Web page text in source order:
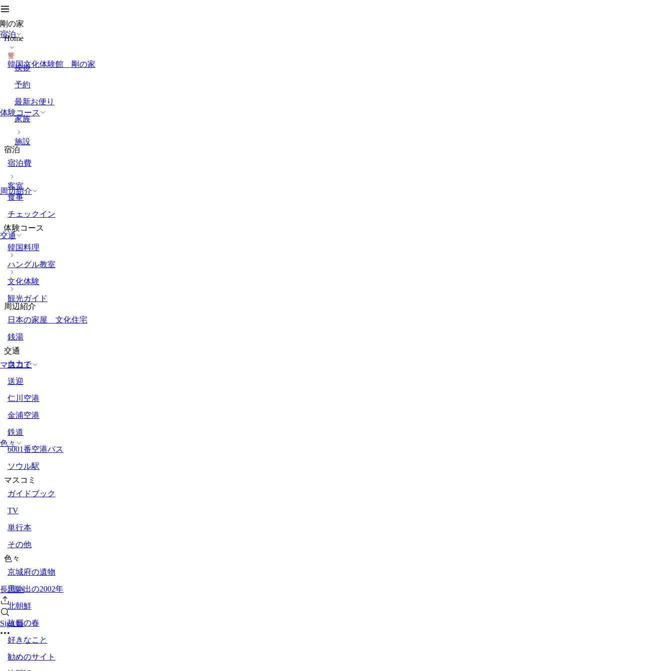
剛の家
宿泊
体験コース
周辺紹介
交通
マスコミ
色々
長渕剛
Sign In
Home
韓国文化体験館 剛の家
挨拶
予約
最新お便り
家族
施設
宿泊
宿泊費
客室
食事
チェックイン
体験コース
韓国料理
ハングル教室
文化体験
観光ガイド
周辺紹介
日本の家屋 文化住宅
銭湯
交通
自力で
送迎
仁川空港
金浦空港
鉄道
6001番空港バス
ソウル駅
マスコミ
ガイドブック
TV
単行本
その他
色々
京城府の遺物
思い出の2002年
北朝鮮
故郷の春
好きなこと
勧めのサイト